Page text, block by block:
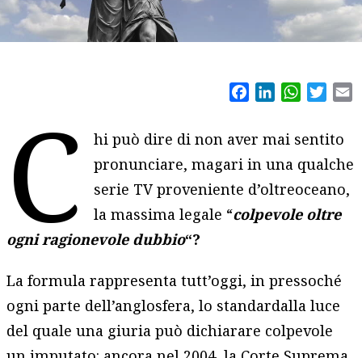
FacebookLinkedIn
C
hi può dire di non aver mai sentito
pronunciare, magari in una qualche
serie TV proveniente d’oltreoceano,
la massima legale “colpevole oltre
ogni ragionevole dubbio“?
La formula rappresenta tutt’oggi, in pressoché
ogni parte dell’anglosfera, lo standardalla luce
del quale una giuria può dichiarare colpevole